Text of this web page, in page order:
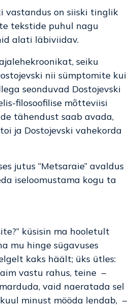
vastandus on siiski tinglik
tekstide puhul nagu
alati läbiviidav.
seiku
nii sümptomite kui
seonduvad Dostojevski
filosoofilise mõtteviisi
tähendust saab avada,
ja Dostojevski vahekorda
jutus “Metsaraie” avaldus
iseloomustama kogu ta
küsisin ma hooletult
mu hinge sügavuses
kaks häält; üks ütles:
vastu rahus, teine –
vaid naeratada sel
minust mööda lendab, –